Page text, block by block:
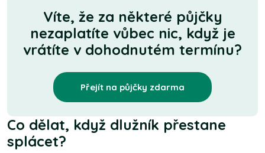
Víte, že za některé půjčky
nezaplatíte vůbec nic, když je
vrátíte v dohodnutém termínu?
Přejít na půjčky zdarma
Co dělat, když dlužník přestane
splácet?